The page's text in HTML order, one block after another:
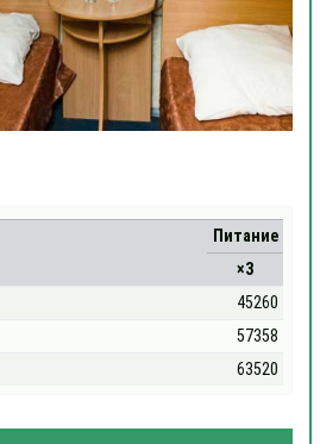
Питание
×3
45260
57358
63520